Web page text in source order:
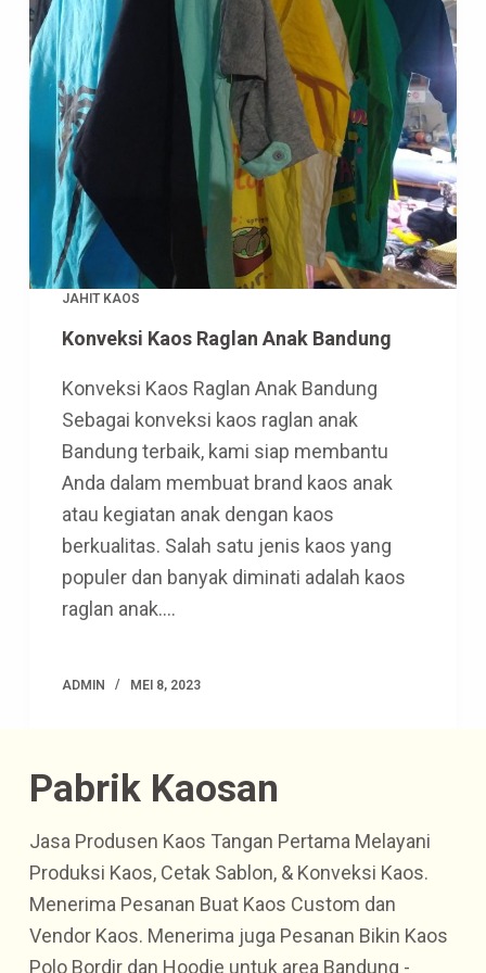
JAHIT KAOS
Konveksi Kaos Raglan Anak Bandung
Konveksi Kaos Raglan Anak Bandung
Sebagai konveksi kaos raglan anak
Bandung terbaik, kami siap membantu
Anda dalam membuat brand kaos anak
atau kegiatan anak dengan kaos
berkualitas. Salah satu jenis kaos yang
populer dan banyak diminati adalah kaos
raglan anak.…
ADMIN MEI 8, 2023
Pabrik Kaosan
Jasa Produsen Kaos Tangan Pertama Melayani
Produksi Kaos, Cetak Sablon, & Konveksi Kaos.
Menerima Pesanan Buat Kaos Custom dan
Vendor Kaos. Menerima juga Pesanan Bikin Kaos
Polo Bordir dan Hoodie untuk area Bandung -